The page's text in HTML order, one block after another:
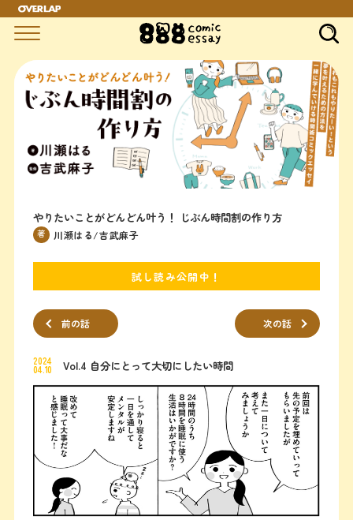
やりたいことがどんどん叶う！ じぶん時間割の作り方
著 川瀬はる/吉武麻子
試し読み公開中！
前の話 次の話
2024
04.10 Vol.4 自分にとって大切にしたい時間